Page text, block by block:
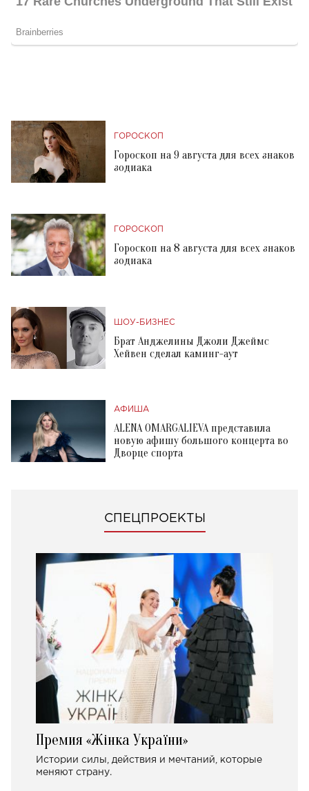
ГОРОСКОП
Гороскоп на 9 августа для всех знаков
зодиака
ГОРОСКОП
Гороскоп на 8 августа для всех знаков
зодиака
ШОУ-БИЗНЕС
Брат Анджелины Джоли Джеймс
Хейвен сделал каминг-аут
АФИША
ALENA OMARGALIEVA представила
новую афишу большого концерта во
Дворце спорта
СПЕЦПРОЕКТЫ
Премия «Жінка України»
Истории силы, действия и мечтаний, которые
меняют страну.